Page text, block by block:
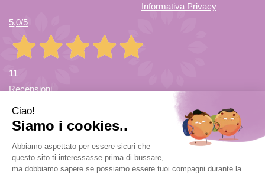
Informativa Privacy
5,0/5
11
Recensioni
Farmacia di Cuvio Sas- via Vittorio Veneto 12/a 21030 Cuvio
(VA)
info@farmaciadicuvio.it (per info ordini) -